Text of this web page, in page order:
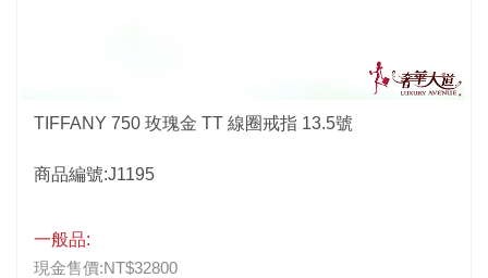
TIFFANY 750 玫瑰金 TT 線圈戒指 13.5號
商品編號:J1195
一般品:
現金售價:NT$32800